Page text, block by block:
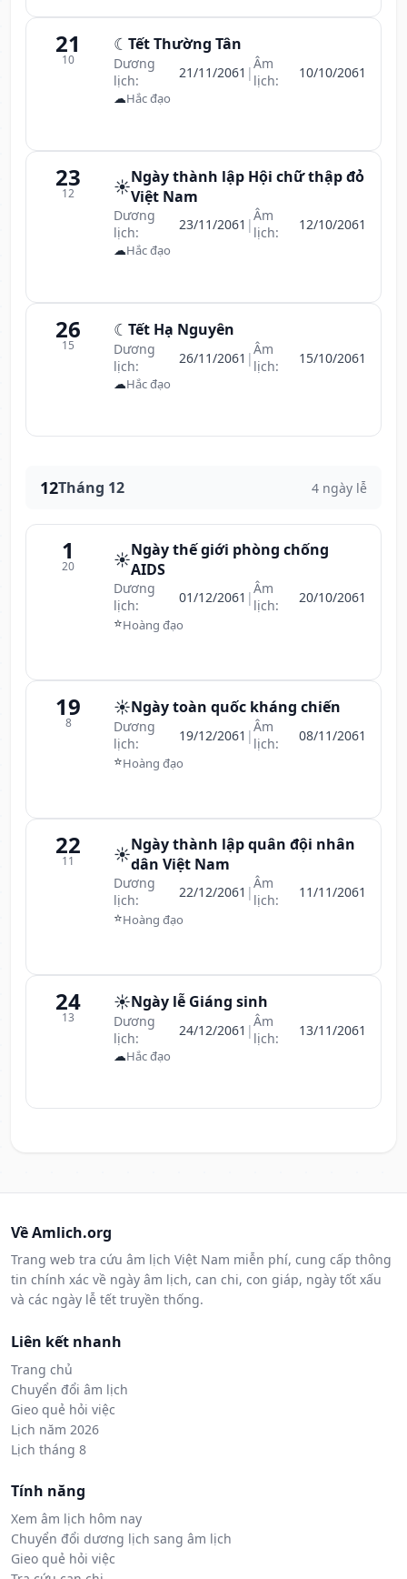
21
10
☾ Tết Thường Tân
Dương
lịch:
21/11/2061 |Âm
lịch:
10/10/2061
☁Hắc đạo
23
12 ☀️Ngày thành lập Hội chữ thập đỏ
Việt Nam
Dương
lịch:
23/11/2061 |Âm
lịch:
12/10/2061
☁Hắc đạo
26
15
☾ Tết Hạ Nguyên
Dương
lịch:
26/11/2061 |Âm
lịch:
15/10/2061
☁Hắc đạo
12Tháng 12 4 ngày lễ
1
20 ☀️Ngày thế giới phòng chống
AIDS
Dương
lịch:
01/12/2061 |Âm
lịch:
20/10/2061
⭐Hoàng đạo
19
8
☀️Ngày toàn quốc kháng chiến
Dương
lịch:
19/12/2061 |Âm
lịch:
08/11/2061
⭐Hoàng đạo
22
11 ☀️Ngày thành lập quân đội nhân
dân Việt Nam
Dương
lịch:
22/12/2061 |Âm
lịch:
11/11/2061
⭐Hoàng đạo
24
13
☀️Ngày lễ Giáng sinh
Dương
lịch:
24/12/2061 |Âm
lịch:
13/11/2061
☁Hắc đạo
Về Amlich.org
Trang web tra cứu âm lịch Việt Nam miễn phí, cung cấp thông
tin chính xác về ngày âm lịch, can chi, con giáp, ngày tốt xấu
và các ngày lễ tết truyền thống.
Liên kết nhanh
Trang chủ
Chuyển đổi âm lịch
Gieo quẻ hỏi việc
Lịch năm 2026
Lịch tháng 8
Tính năng
Xem âm lịch hôm nay
Chuyển đổi dương lịch sang âm lịch
Gieo quẻ hỏi việc